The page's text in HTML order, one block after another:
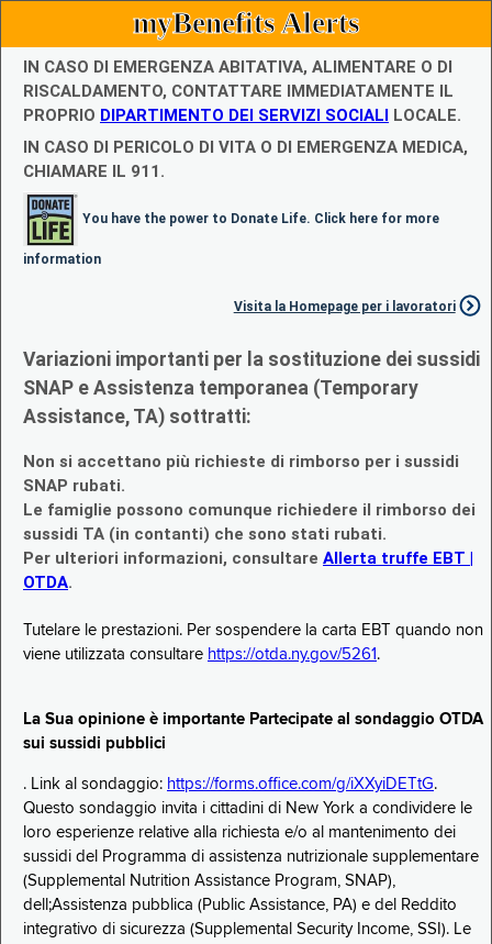
myBenefits Alerts
IN CASO DI EMERGENZA ABITATIVA, ALIMENTARE O DI
RISCALDAMENTO, CONTATTARE IMMEDIATAMENTE IL
PROPRIO DIPARTIMENTO DEI SERVIZI SOCIALI LOCALE.
IN CASO DI PERICOLO DI VITA O DI EMERGENZA MEDICA,
CHIAMARE IL 911.
You have the power to Donate Life. Click here for more
information
Visita la Homepage per i lavoratori
Variazioni importanti per la sostituzione dei sussidi
SNAP e Assistenza temporanea (Temporary
Assistance, TA) sottratti:
Non si accettano più richieste di rimborso per i sussidi
SNAP rubati.
Le famiglie possono comunque richiedere il rimborso dei
sussidi TA (in contanti) che sono stati rubati.
Per ulteriori informazioni, consultare Allerta truffe EBT |
OTDA.
Tutelare le prestazioni. Per sospendere la carta EBT quando non
viene utilizzata consultare https://otda.ny.gov/5261 .
La Sua opinione è importante Partecipate al sondaggio OTDA
sui sussidi pubblici
. Link al sondaggio: https://forms.office.com/g/iXXyiDETtG.
Questo sondaggio invita i cittadini di New York a condividere le
loro esperienze relative alla richiesta e/o al mantenimento dei
sussidi del Programma di assistenza nutrizionale supplementare
(Supplemental Nutrition Assistance Program, SNAP),
dell;Assistenza pubblica (Public Assistance, PA) e del Reddito
integrativo di sicurezza (Supplemental Security Income, SSI). Le